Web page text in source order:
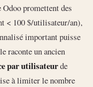
promettent des
< 100 $/utilisateur/an),
important puisse
raconte un ancien
par utilisateurde
à limiter le nombre